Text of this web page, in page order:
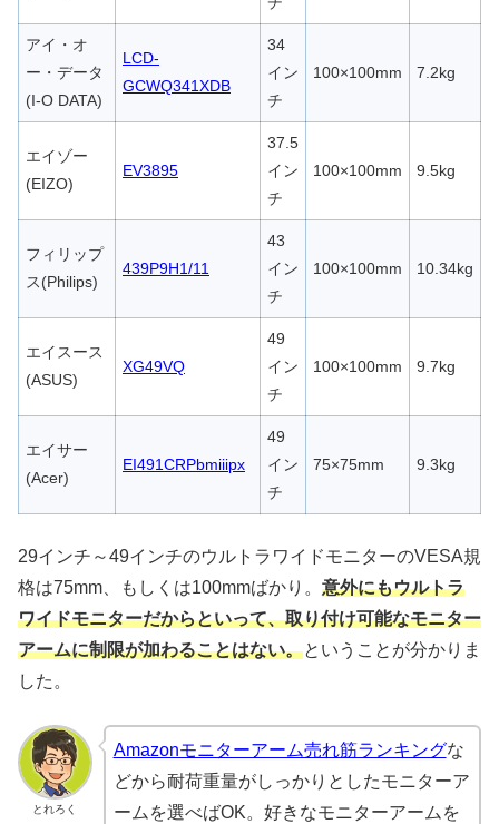
アイ・オ
ー・データ
(I-O DATA)
LCD-
GCWQ341XDB
34
イン
チ
100×100mm 7.2kg
エイゾー
(EIZO)
EV3895
37.5
イン
チ
100×100mm 9.5kg
フィリップ
ス(Philips)
439P9H1/11
43
イン
チ
100×100mm 10.34kg
エイスース
(ASUS)
XG49VQ
49
イン
チ
100×100mm 9.7kg
エイサー
(Acer)
EI491CRPbmiiipx
49
イン
チ
75×75mm 9.3kg
29インチ～49インチのウルトラワイドモニターのVESA規
格は75mm、もしくは100mmばかり。 意外にもウルトラ
ワイドモニターだからといって、取り付け可能なモニター
アームに制限が加わることはない。ということが分かりま
した。
とれろく
Amazonモニターアーム売れ筋ランキングな
どから耐荷重量がしっかりとしたモニターア
ームを選べばOK。好きなモニターアームを